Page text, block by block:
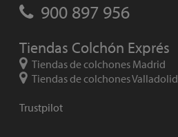
900 897 956
Tiendas Colchón Exprés
Tiendas de colchones Madrid
Tiendas de colchones Valladolid
Trustpilot